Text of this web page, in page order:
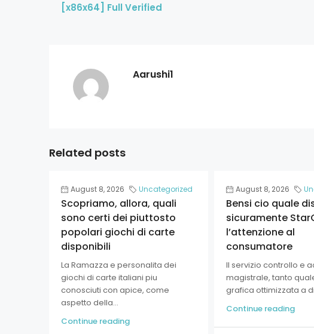
[x86x64] Full Verified
Aarushi1
Related posts
August 8, 2026 Uncategorized
Scopriamo, allora, quali
sono certi dei piuttosto
popolari giochi di carte
disponibili
La Ramazza e personalita dei
giochi di carte italiani piu
conosciuti con apice, come
aspetto della...
Continue reading
August 8, 2026
Bensi cio quale
sicuramente
l’attenzione al
consumatore
Il servizio controllo e
magistrale, tanto
grafica ottimizzata a
Continue reading